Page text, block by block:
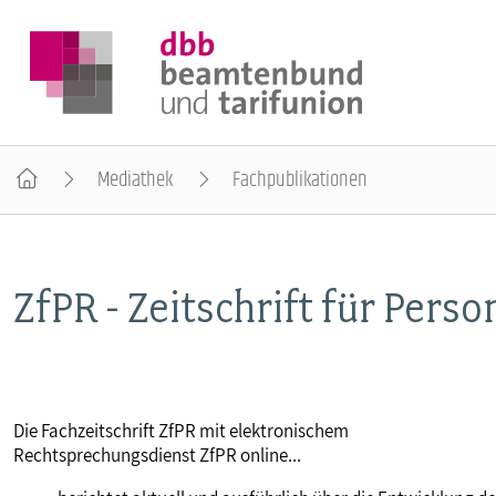
BEAMTINNEN & BEAMTE
POLITIK & POSITIONEN
Mediathek Fachpublikationen
ZfPR - Zeitschrift für
Die Fachzeitschrift ZfPR mit elektronischem
Rechtsprechungsdienst ZfPR online...